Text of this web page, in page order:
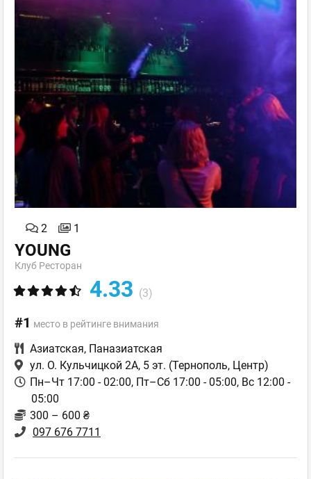
2 1
YOUNG
Клуб Ресторан
4.33 (3)
#1 место в рейтинге внимания
Азиатская, Паназиатская
ул. О. Кульчицкой 2А, 5 эт. (Тернополь, Центр)
Пн–Чт 17:00 - 02:00, Пт–Сб 17:00 - 05:00, Вс 12:00 -
05:00
300 – 600 ₴
097 676 7711